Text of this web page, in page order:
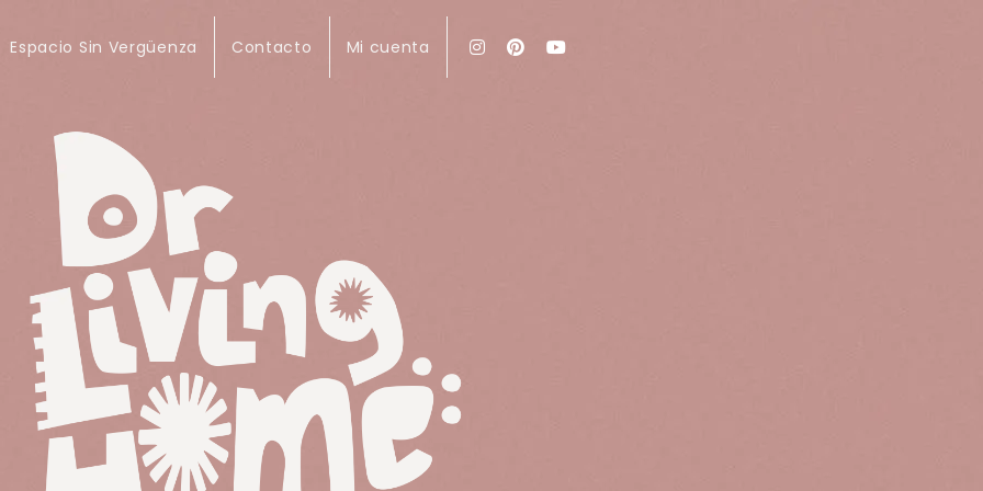
Espacio Sin Vergüenza Contacto Mi cuenta